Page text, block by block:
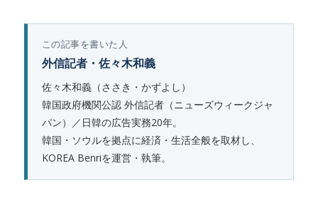
この記事を書いた人
外信記者・佐々木和義
佐々木和義（ささき・かずよし）
韓国政府機関公認 外信記者（ニューズウィークジャ
パン）／日韓の広告実務20年。
韓国・ソウルを拠点に経済・生活全般を取材し、
KOREA Benriを運営・執筆。